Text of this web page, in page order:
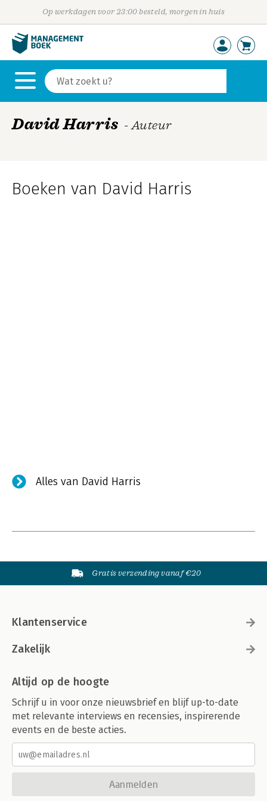
Op werkdagen voor 23:00 besteld, morgen in huis
David Harris - Auteur
Boeken van David Harris
Alles van David Harris
Gratis verzending vanaf €20
Klantenservice
Zakelijk
Altijd op de hoogte
Schrijf u in voor onze nieuwsbrief en blijf up-to-date
met relevante interviews en recensies, inspirerende
events en de beste acties.
Aanmelden